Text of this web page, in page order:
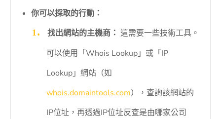
你可以採取的行動：
找出網站的主機商： 這需要一些技術工具。
可以使用「Whois Lookup」或「IP
Lookup」網站（如
whois.domaintools.com），查詢該網站的
IP位址，再透過IP位址反查是由哪家公司